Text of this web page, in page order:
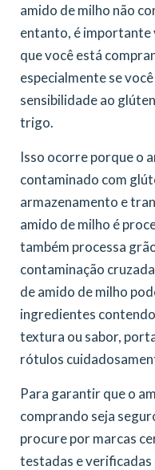
amido de milho não
entanto, é importante
que você está
especialmente se
sensibilidade ao
trigo.
Isso ocorre porque o
contaminado com
armazenamento e
amido de milho é
também processa
contaminação
de amido de milho
ingredientes
textura ou sabor,
rótulos
Para garantir que o
comprando seja
procure por marcas
testadas e